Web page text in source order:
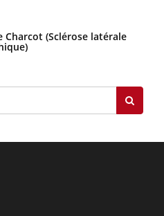
Charcot (Sclérose latérale